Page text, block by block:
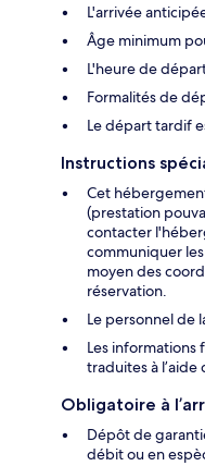
L'arrivée
Âge minimum
L'heure de
Formalités de
Le départ tardif
Instructions
Cet
(prestation
contacter
communiquer
moyen des
réservation.
Le personnel de
Les
traduites à
Obligatoire à
Dépôt de
débit ou en